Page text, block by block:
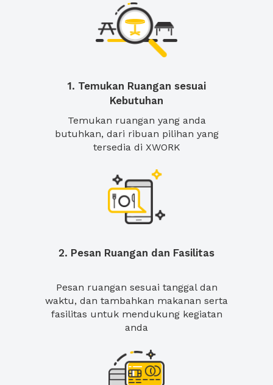
1. Temukan Ruangan sesuai
Kebutuhan
Temukan ruangan yang anda
butuhkan, dari ribuan pilihan yang
tersedia di XWORK
2. Pesan Ruangan dan Fasilitas
Pesan ruangan sesuai tanggal dan
waktu, dan tambahkan makanan serta
fasilitas untuk mendukung kegiatan
anda